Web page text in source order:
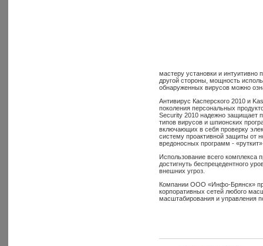
мастеру установки и
другой стороны, мощность
обнаруженных вирусов можно
Антивирус Касперского 2010 и
поколения персональных
Security 2010 надежно защищает
типов вирусов и шпионских
включающих в себя проверку
систему проактивной защиты от
вредоносных программ -
Использование всего комплекса
достигнуть беспрецедентного
внешних угроз.
Компании ООО «Инфо-Брянск»
корпоративных сетей любого
масштабирования и управления